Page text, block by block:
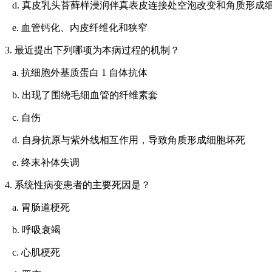
d. 真皮乳头苔藓样浸润伴真表皮连接处空泡改变和角质形成
e. 血管钙化、内皮纤维化和狭窄
3. 最近提出下列哪项为本病过程的机制？
a. 抗细胞外基质蛋白 1 自体抗体
b. 出现了围绕毛细血管的纤维素套
c. 自伤
d. 自身抗原与紫外线相互作用，导致角质形成细胞坏死
e. 终末补体失调
4. 系统性病变患者的主要死因是？
a. 胃肠道梗死
b. 呼吸衰竭
c. 心肌梗死